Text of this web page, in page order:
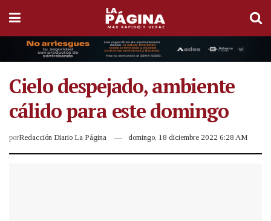
Cielo despejado, ambiente
cálido para este domingo
porRedacción Diario La Página domingo, 18 diciembre 2022 6:28 AM